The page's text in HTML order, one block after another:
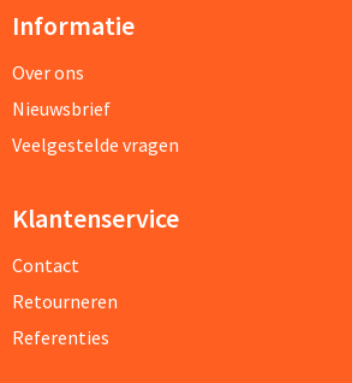
Informatie
Over ons
Nieuwsbrief
Veelgestelde vragen
Klantenservice
Contact
Retourneren
Referenties